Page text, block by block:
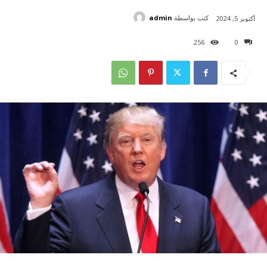
0
256
أكتوبر 5, 2024 كتب بواسطة admin